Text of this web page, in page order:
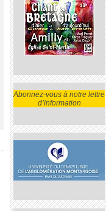
Abonnez-vous à notre lettre
d’information